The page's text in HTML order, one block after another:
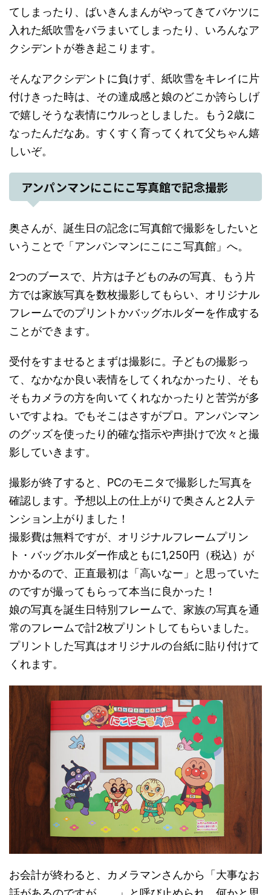
てしまったり、ばいきんまんがやってきてバケツに
入れた紙吹雪をバラまいてしまったり、いろんなア
クシデントが巻き起こります。
そんなアクシデントに負けず、紙吹雪をキレイに片
付けきった時は、その達成感と娘のどこか誇らしげ
で嬉しそうな表情にウルっとしました。もう2歳に
なったんだなあ。すくすく育ってくれて父ちゃん嬉
しいぞ。
アンパンマンにこにこ写真館で記念撮影
奥さんが、誕生日の記念に写真館で撮影をしたいと
いうことで「アンパンマンにこにこ写真館」へ。
2つのブースで、片方は子どものみの写真、もう片
方では家族写真を数枚撮影してもらい、オリジナル
フレームでのプリントかバッグホルダーを作成する
ことができます。
受付をすませるとまずは撮影に。子どもの撮影っ
て、なかなか良い表情をしてくれなかったり、そも
そもカメラの方を向いてくれなかったりと苦労が多
いですよね。でもそこはさすがプロ。アンパンマン
のグッズを使ったり的確な指示や声掛けで次々と撮
影していきます。
撮影が終了すると、PCのモニタで撮影した写真を
確認します。予想以上の仕上がりで奥さんと2人テ
ンション上がりました！
撮影費は無料ですが、オリジナルフレームプリン
ト・バッグホルダー作成ともに1,250円（税込）が
かかるので、正直最初は「高いなー」と思っていた
のですが撮ってもらって本当に良かった！
娘の写真を誕生日特別フレームで、家族の写真を通
常のフレームで計2枚プリントしてもらいました。
プリントした写真はオリジナルの台紙に貼り付けて
くれます。
お会計が終わると、カメラマンさんから「大事なお